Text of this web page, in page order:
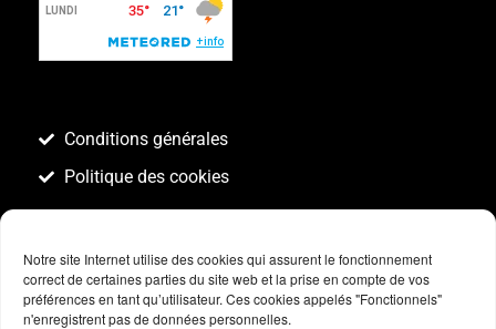
Notre site Internet utilise des cookies qui assurent le fonctionnement
correct de certaines parties du site web et la prise en compte de vos
préférences en tant qu’utilisateur. Ces cookies appelés "Fonctionnels"
n'enregistrent pas de données personnelles.
Conditions générales
Politique des cookies